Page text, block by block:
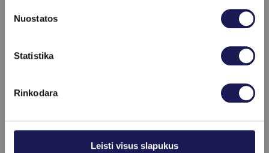
Nuostatos
Statistika
Rinkodara
Leisti visus slapukus